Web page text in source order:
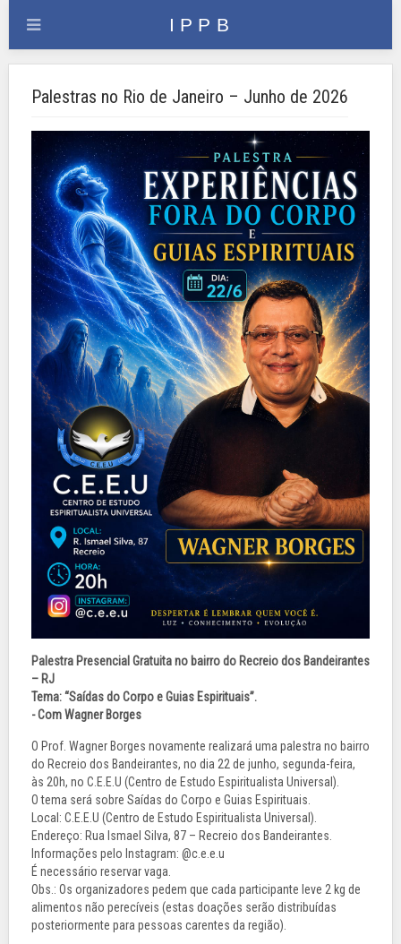
Palestras no Rio de Janeiro – Junho de 2026
Palestra Presencial Gratuita no bairro do Recreio dos Bandeirantes
– RJ
Tema: “Saídas do Corpo e Guias Espirituais”.
- Com Wagner Borges
O Prof. Wagner Borges novamente realizará uma palestra no bairro
do Recreio dos Bandeirantes, no dia 22 de junho, segunda-feira,
às 20h, no C.E.E.U (Centro de Estudo Espiritualista Universal).
O tema será sobre Saídas do Corpo e Guias Espirituais.
Local: C.E.E.U (Centro de Estudo Espiritualista Universal).
Endereço: Rua Ismael Silva, 87 – Recreio dos Bandeirantes.
Informações pelo Instagram: @c.e.e.u
É necessário reservar vaga.
Obs.: Os organizadores pedem que cada participante leve 2 kg de
alimentos não perecíveis (estas doações serão distribuídas
posteriormente para pessoas carentes da região).